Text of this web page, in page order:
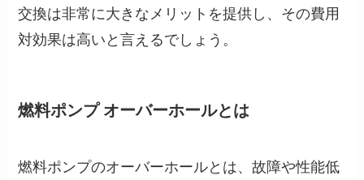
交換は非常に大きなメリットを提供し、その費用
対効果は高いと言えるでしょう。
燃料ポンプ オーバーホールとは
燃料ポンプのオーバーホールとは、故障や性能低